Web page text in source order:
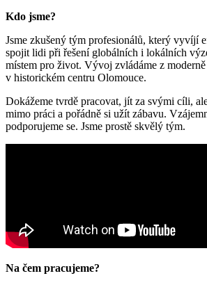
Kdo jsme?
Jsme zkušený tým profesionálů, který vyvíjí
spojit lidi při řešení globálních i lokálních
místem pro život. Vývoj zvládáme z
v historickém centru Olomouce.
Dokážeme tvrdě pracovat, jít za svými cíli,
mimo práci a pořádně si užít zábavu.
podporujeme se. Jsme prostě skvělý tým.
Na čem pracujeme?